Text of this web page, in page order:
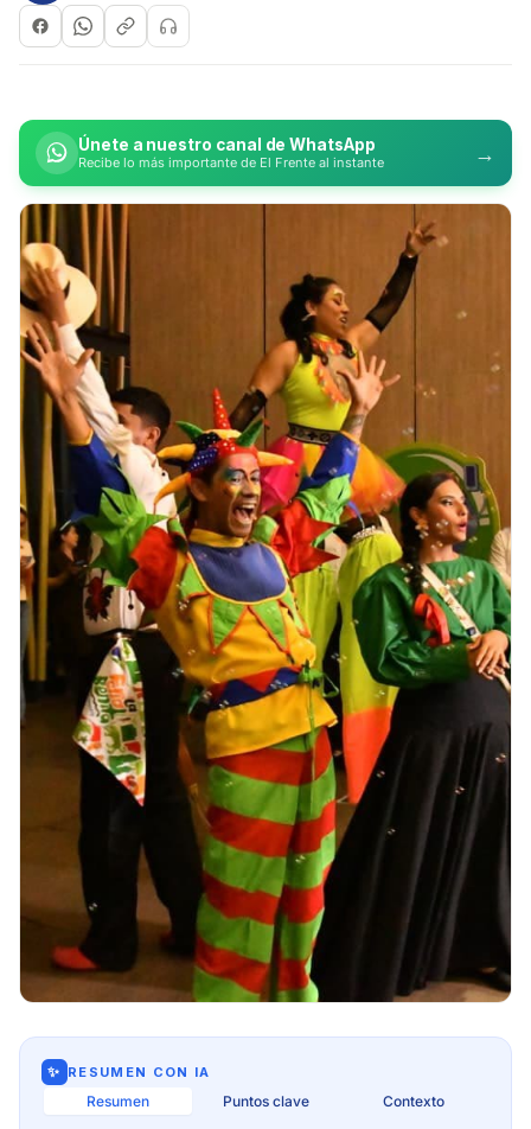
Únete a nuestro canal de WhatsApp
Recibe lo más importante de El Frente al instante →
✨ RESUMEN CON IA
Resumen Puntos clave Contexto